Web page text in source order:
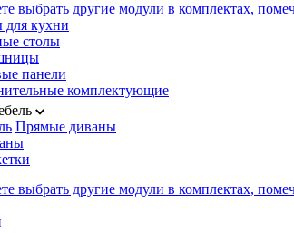
выбрать другие модули в комплектах,
для кухни
столы
панели
комплектующие
Прямые диваны
выбрать другие модули в комплектах,